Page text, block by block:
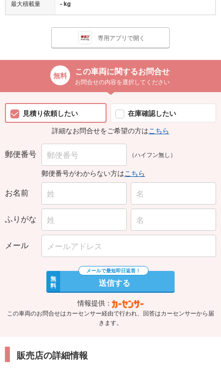
最大積載量 - kg
専用アプリで開く
この車両に関するお問合せ
お問合せの内容を選択してください
見積り依頼したい
在庫確認したい
詳細なお問合せをご希望の方はこちら
郵便番号 （ハイフン無し）
郵便番号がわからない方はこちら
お名前
ふりがな
メール
無
料 送信する
情報提供：
この車両のお問合せはカーセンサー経由で行われ、回答はカーセンサーから届
きます。
販売店の詳細情報